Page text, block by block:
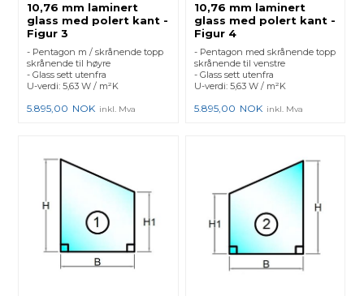
10,76 mm laminert
glass med polert kant -
Figur 3
- Pentagon m / skrånende topp
skrånende til høyre
- Glass sett utenfra
U-verdi: 5,63 W / m²K
5.895,00 NOK inkl. Mva
10,76 mm laminert
glass med polert kant -
Figur 4
- Pentagon med skrånende topp
skrånende til venstre
- Glass sett utenfra
U-verdi: 5,63 W / m²K
5.895,00 NOK inkl. Mva